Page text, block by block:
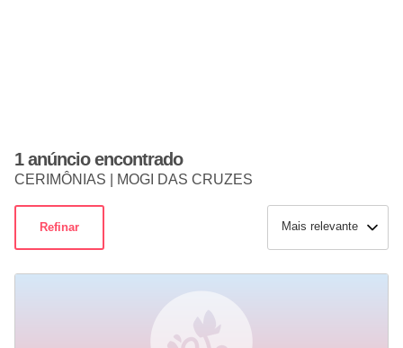
1 anúncio encontrado
CERIMÔNIAS | MOGI DAS CRUZES
Refinar Mais relevante